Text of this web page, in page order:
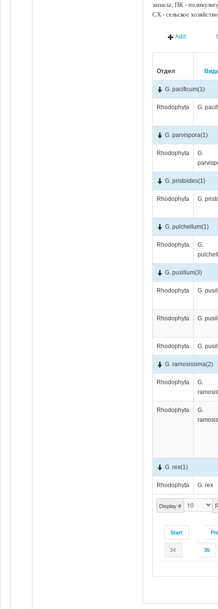
запасы; ПК -
СХ - сельское
Add
Отдел
Display #
Start
34 35
G. pacificum(1)
Rhodophyta G.
G. parvispora(1)
Rhodophyta
G.
G. pristoides(1)
Rhodophyta G.
G. pulchellum(1)
Rhodophyta
G.
G. pusillum(3)
Rhodophyta G.
Rhodophyta G.
Rhodophyta G.
G. ramosissima(2)
Rhodophyta
G.
Rhodophyta
G.
G. rex(1)
Rhodophyta G. rex